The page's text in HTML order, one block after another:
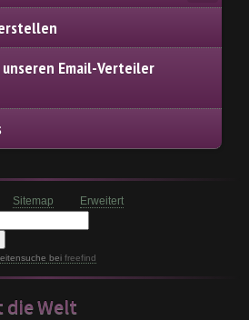
Email-Verteiler
Sitemap Erweitert
beifreefind
die Welt